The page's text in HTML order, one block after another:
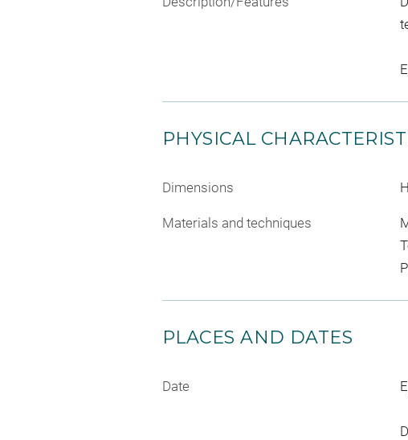
PHYSICAL
Dimensions
Materials and techniques
PLACES AND DATES
Date